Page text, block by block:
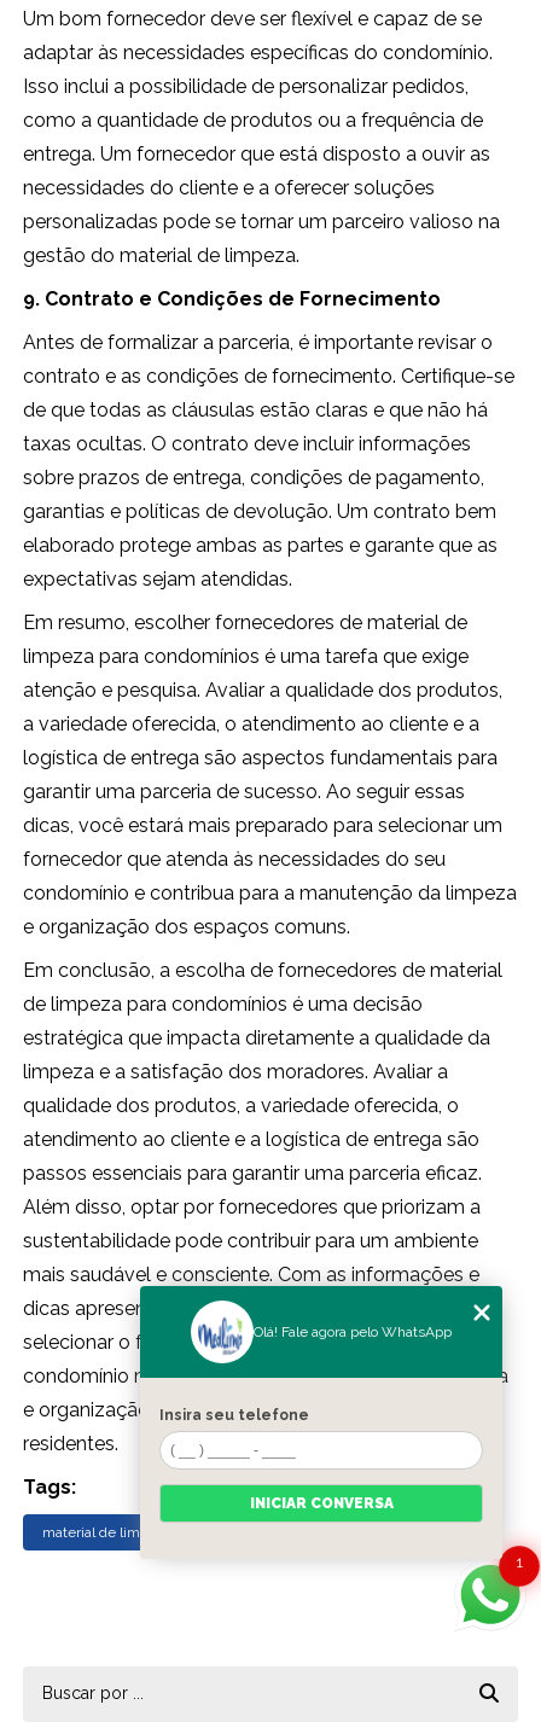
Um bom fornecedor deve ser flexível e capaz de se
adaptar às necessidades específicas do condomínio.
Isso inclui a possibilidade de personalizar pedidos,
como a quantidade de produtos ou a frequência de
entrega. Um fornecedor que está disposto a ouvir as
necessidades do cliente e a oferecer soluções
personalizadas pode se tornar um parceiro valioso na
gestão do material de limpeza.
9. Contrato e Condições de Fornecimento
Antes de formalizar a parceria, é importante revisar o
contrato e as condições de fornecimento. Certifique-se
de que todas as cláusulas estão claras e que não há
taxas ocultas. O contrato deve incluir informações
sobre prazos de entrega, condições de pagamento,
garantias e políticas de devolução. Um contrato bem
elaborado protege ambas as partes e garante que as
expectativas sejam atendidas.
Em resumo, escolher fornecedores de material de
limpeza para condomínios é uma tarefa que exige
atenção e pesquisa. Avaliar a qualidade dos produtos,
a variedade oferecida, o atendimento ao cliente e a
logística de entrega são aspectos fundamentais para
garantir uma parceria de sucesso. Ao seguir essas
dicas, você estará mais preparado para selecionar um
fornecedor que atenda às necessidades do seu
condomínio e contribua para a manutenção da limpeza
e organização dos espaços comuns.
Em conclusão, a escolha de fornecedores de material
de limpeza para condomínios é uma decisão
estratégica que impacta diretamente a qualidade da
limpeza e a satisfação dos moradores. Avaliar a
qualidade dos produtos, a variedade oferecida, o
atendimento ao cliente e a logística de entrega são
passos essenciais para garantir uma parceria eficaz.
Além disso, optar por fornecedores que priorizam a
sustentabilidade pode contribuir para um ambiente
mais saudável e consciente. Com as informações e
dicas apresentadas, você estará mais preparado para
selecionar o fornecedor ideal, assegurando que seu
condomínio mantenha um padrão elevado de limpeza
e organização, promovendo o bem-estar de todos os
residentes.
Tags:
material de limpeza condomínio
1
Olá! Fale agora pelo WhatsApp
Insira seu telefone
INICIAR CONVERSA